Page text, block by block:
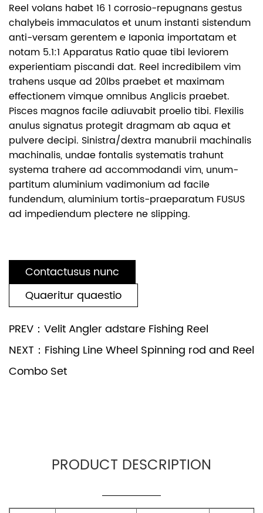
Reel volans habet 16 1 corrosio-repugnans gestus
chalybeis immaculatos et unum instanti sistendum
anti-versam gerentem e Iaponia importatam et
notam 5.1:1 Apparatus Ratio quae tibi leviorem
experientiam piscandi dat. Reel incredibilem vim
trahens usque ad 20lbs praebet et maximam
effectionem vimque omnibus Anglicis praebet.
Pisces magnos facile adiuvabit proelio tibi. Flexilis
anulus signatus protegit dragmam ab aqua et
pulvere decipi. Sinistra/dextra manubrii machinalis
machinalis, undae fontalis systematis trahunt
systema trahere ad accommodandi vim, unum-
partitum aluminium vadimonium ad facile
fundendum, aluminium tortis-praeparatum FUSUS
ad impediendum plectere ne slipping.
Contactusus nunc
Quaeritur quaestio
PREV：Velit Angler adstare Fishing Reel
NEXT：Fishing Line Wheel Spinning rod and Reel
Combo Set
PRODUCT DESCRIPTION